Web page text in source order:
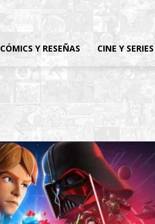
CÓMICS Y RESEÑAS CINE Y SERIES